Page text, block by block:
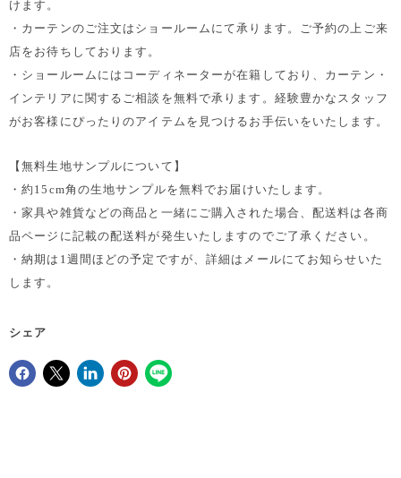
けます。
・カーテンのご注文はショールームにて承ります。ご予約の上ご来
店をお待ちしております。
・ショールームにはコーディネーターが在籍しており、カーテン・
インテリアに関するご相談を無料で承ります。経験豊かなスタッフ
がお客様にぴったりのアイテムを見つけるお手伝いをいたします。
【無料生地サンプルについて】
・約15cm角の生地サンプルを無料でお届けいたします。
・家具や雑貨などの商品と一緒にご購入された場合、配送料は各商
品ページに記載の配送料が発生いたしますのでご了承ください。
・納期は1週間ほどの予定ですが、詳細はメールにてお知らせいた
します。
シェア